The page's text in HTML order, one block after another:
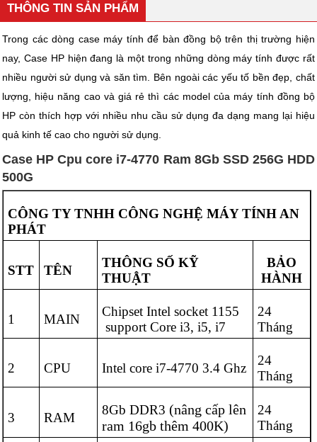
THÔNG TIN SẢN PHẨM
Trong các dòng case máy tính để bàn đồng bộ trên thị trường hiện
nay, Case HP hiện đang là một trong những dòng máy tính được rất
nhiều người sử dụng và săn tìm. Bên ngoài các yếu tố bền đẹp, chất
lượng, hiệu năng cao và giá rẻ thì các model của máy tính đồng bộ
HP còn thích hợp với nhiều nhu cầu sử dụng đa dạng mang lại hiệu
quả kinh tế cao cho người sử dụng.
Case HP Cpu core i7-4770 Ram 8Gb SSD 256G HDD
500G
CÔNG TY TNHH CÔNG NGHỆ MÁY TÍNH AN
PHÁT
STT TÊN
THÔNG SỐ KỸ
THUẬT
BẢO
HÀNH
1 MAIN
Chipset Intel socket 1155
support Core i3, i5, i7
24
Tháng
2 CPU Intel core i7-4770 3.4 Ghz
24
Tháng
3 RAM
8Gb DDR3 (nâng cấp lên
ram 16gb thêm 400K)
24
Tháng